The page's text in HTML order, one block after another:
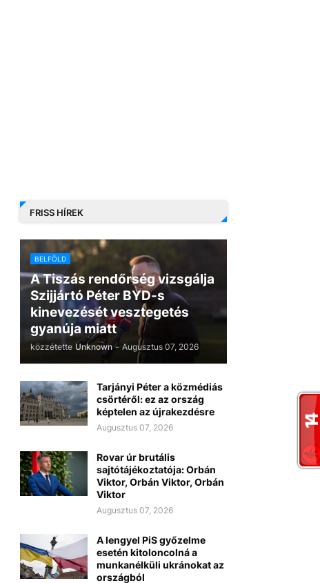
FRISS HÍREK
BELFÖLD
A Tiszás rendőrség vizsgálja
Szijjártó Péter BYD-s
kinevezését vesztegetés
gyanúja miatt
közzétette Unknown - Augusztus 07, 2026
Tarjányi Péter a közmédiás
csörtéről: ez az ország
képtelen az újrakezdésre
Augusztus 07, 2026
Rovar úr brutális
sajtótájékoztatója: Orbán
Viktor, Orbán Viktor, Orbán
Viktor
Augusztus 07, 2026
A lengyel PiS győzelme
esetén kitoloncolná a
munkanélküli ukránokat az
országból